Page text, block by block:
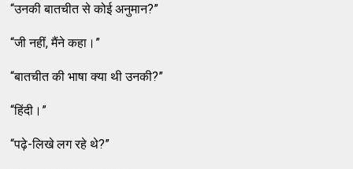
“उनकी बातचीत से कोई अनुमान?”
“जी नहीं, मैंने कहा।”
“बातचीत की भाषा क्या थी उनकी?”
“हिंदी।”
“पढ़े-लिखे लग रहे थे?”